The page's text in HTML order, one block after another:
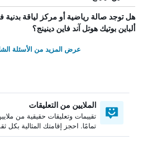
هل توجد صالة رياضية أو مركز لياقة بدنية
ألباين بوتيك هوتل آند فاين دينينج؟
عرض المزيد من الأسئلة
الملايين من التعليقات
تقييمات وتعليقات حقيقية من
تمامًا. احجز إقامتك المثالية بكل